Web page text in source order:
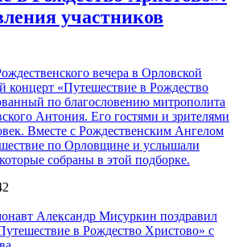
участников
вечера в Орловской
концерт «Путешествие в Рождество
по благословению митрополита
Антония. Его гостями и зрителями
Вместе с Рождественским Ангелом
по Орловщине и услышали
собраны в этой подборке.